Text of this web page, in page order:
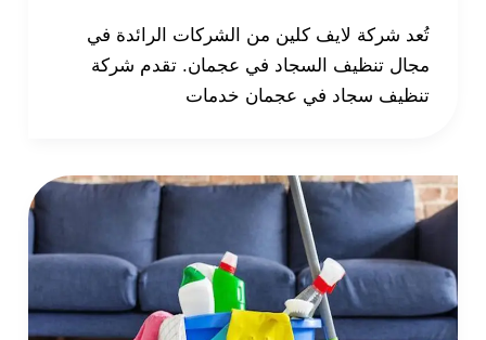
تُعد شركة لايف كلين من الشركات الرائدة في
مجال تنظيف السجاد في عجمان. تقدم شركة
تنظيف سجاد في عجمان خدمات